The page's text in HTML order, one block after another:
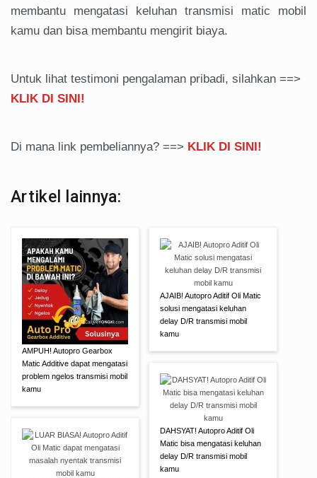
membantu mengatasi keluhan transmisi matic mobil
kamu dan bisa membantu mengirit biaya.
Untuk lihat testimoni pengalaman pribadi, silahkan ==>
KLIK DI SINI!
Di mana link pembeliannya? ==> KLIK DI SINI!
Artikel lainnya:
AMPUH! Autopro Gearbox
Matic Additive dapat mengatasi
problem ngelos transmisi mobil
kamu
AJAIB! Autopro Aditif Oli Matic
solusi mengatasi keluhan
delay D/R transmisi mobil
kamu
DAHSYAT! Autopro Aditif Oli
Matic bisa mengatasi keluhan
delay D/R transmisi mobil
kamu